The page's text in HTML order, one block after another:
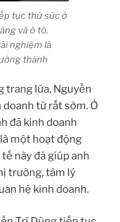
tục thử sức ở
và ô tô.
nghiệm là
thành
trang lứa, Nguyễn
từ rất sớm. Ở
đã kinh doanh
một hoạt động
này đã giúp anh
trường, tâm lý
hệ kinh doanh.